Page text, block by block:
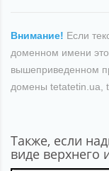
Внимание! Если
доменном имени
вышеприведенном
домены tetatetin.ua,
Также, если
виде верхнего